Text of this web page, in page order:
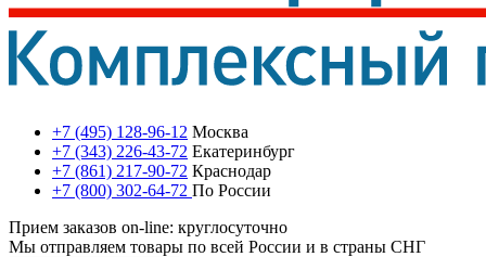
+7 (495) 128-96-12 Москва
+7 (343) 226-43-72 Екатеринбург
+7 (861) 217-90-72 Краснодар
+7 (800) 302-64-72 По России
Прием заказов on-line: круглосуточно
Мы отправляем товары по всей России и в страны СНГ